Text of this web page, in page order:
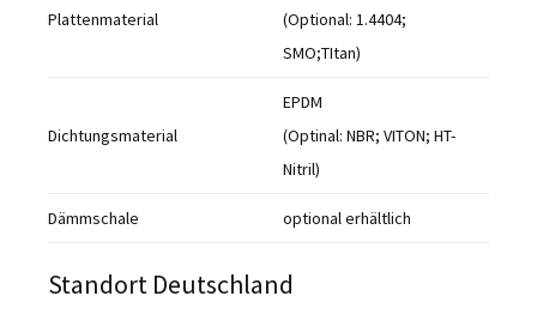
Plattenmaterial
(Optional: 1.4404;
SMO;TItan)
Dichtungsmaterial
EPDM
(Optinal: NBR; VITON; HT-
Nitril)
Dämmschale optional erhältlich
Standort Deutschland